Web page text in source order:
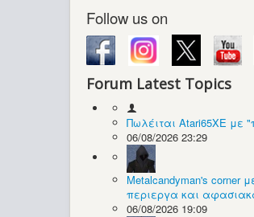
Follow us on
Forum Latest Topics
Πωλέιται Atari65XE με
06/08/2026 23:29
Metalcandyman's corner
περιεργα και
06/08/2026 19:09